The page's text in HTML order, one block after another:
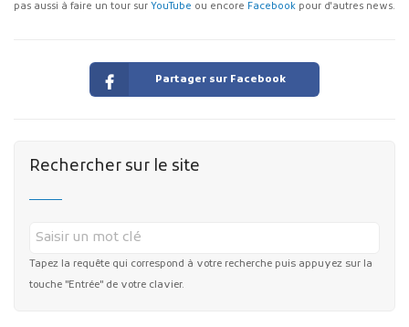
pas aussi à faire un tour sur YouTube ou encore Facebook pour d'autres news.
Partager sur Facebook
Rechercher sur le site
Tapez la requête qui correspond à votre recherche puis appuyez sur la
touche "Entrée" de votre clavier.